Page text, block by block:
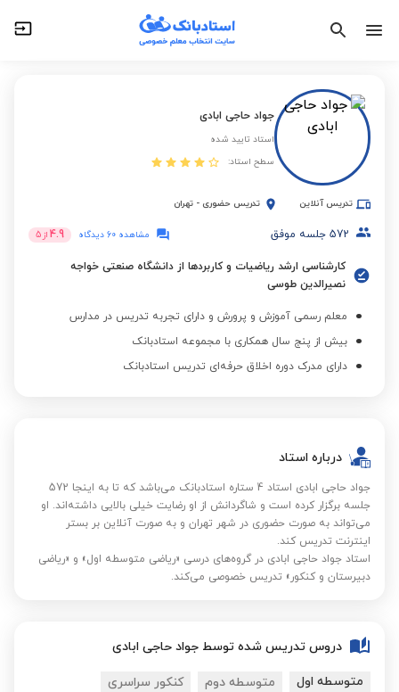
جواد حاجی ابادی
استاد تایید شده
سطح استاد:
تدریس آنلاین تدریس حضوری - تهران
572 جلسه موفق مشاهده 60 دیدگاه 4.9 از 5
کارشناسی ارشد ریاضیات و کاربردها از دانشگاه صنعتی خواجه
نصیرالدین طوسی
معلم رسمی آموزش و پرورش و دارای تجربه تدریس در مدارس
بیش از پنج سال همکاری با مجموعه استادبانک
دارای مدرک دوره اخلاق حرفه‌ای تدریس استادبانک
درباره استاد
جواد حاجی ابادی استاد 4 ستاره استادبانک می‌باشد که تا به اینجا 572
جلسه برگزار کرده است و شاگردانش از او رضایت خیلی بالایی داشته‌اند. او
می‌تواند به صورت حضوری در شهر تهران و به صورت آنلاین بر بستر
اینترنت تدریس کند.
استاد جواد حاجی ابادی در گروه‌های درسی «ریاضی متوسطه اول» و «ریاضی
دبیرستان و کنکور» تدریس خصوصی می‌کند.
دروس تدریس شده توسط جواد حاجی ابادی
متوسطه اول متوسطه دوم کنکور سراسری